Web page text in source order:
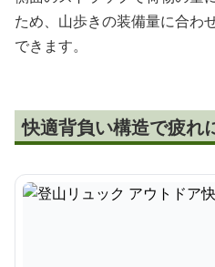
ため、山歩きの装備量に合わ
できます。
快適背負い構造で疲れ